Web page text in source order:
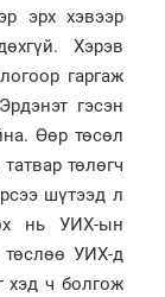
эрх хэвээр
Хэрэв
гаргаж
гэсэн
Өөр төсөл
төлөгч
шүтээд л
нь УИХ-ын
төслөө УИХ-д
хэд ч болгож